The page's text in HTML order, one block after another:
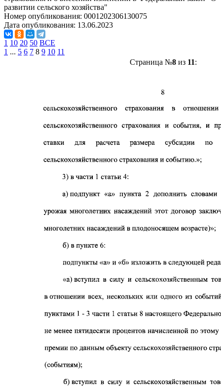
развитии сельского хозяйства"
Номер опубликования: 0001202306130075
Дата опубликования: 13.06.2023
1 10 20 50 ВСЕ
1 ... 5 6 7 8 9 10 11
Страница №8 из 11: